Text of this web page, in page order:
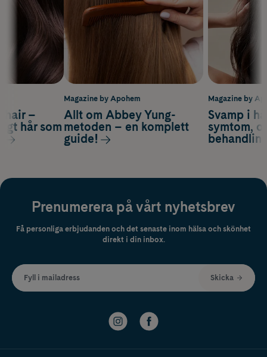
Magazine by
Svamp i
symtom,
hair –
hår som
Magazine by Apohem
Allt om Abbey Yung-
metoden – en komplett
guide!
Prenumerera på vårt nyhetsbrev
Få personliga erbjudanden och det senaste inom hälsa och skönhet
direkt i din inbox.
Fyll i mailadress Skicka